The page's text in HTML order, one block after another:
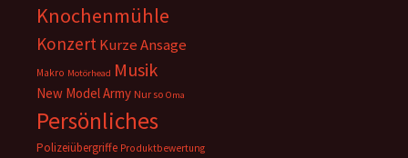
Knochenmühle
KonzertKurze Ansage
Makro Motörhead Musik
New Model Army Nur so Oma
Persönliches
Polizeiübergriffe Produktbewertung